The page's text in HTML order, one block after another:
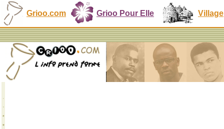
Grioo.com Grioo Pour Elle Village